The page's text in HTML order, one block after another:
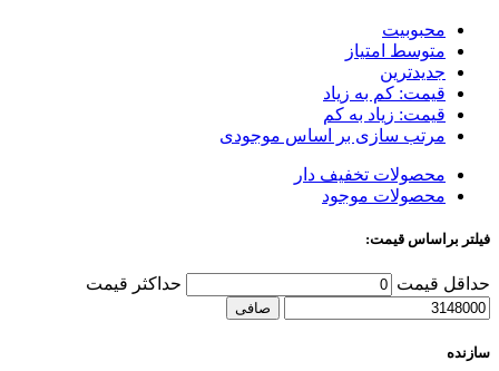
محبوبیت
متوسط امتیاز
جدیدترین
قیمت: کم به زیاد
قیمت: زیاد به کم
مرتب سازی بر اساس موجودی
محصولات تخفیف دار
محصولات موجود
فیلتر براساس قیمت:
حداقل قیمت حداكثر قيمت
صافی
سازنده